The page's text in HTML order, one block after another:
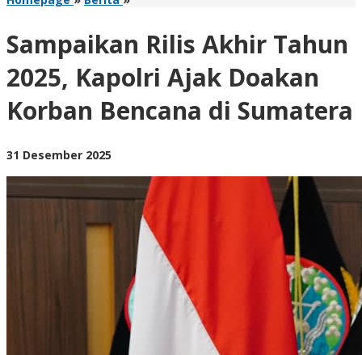
Tahun
Kapolri
Ajak
Doakan
Korban
Sampaikan Rilis Akhir Tahun
2025, Kapolri Ajak Doakan
Korban Bencana di Sumatera
31 Desember 2025